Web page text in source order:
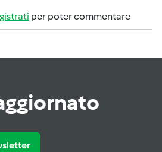
per poter commentare